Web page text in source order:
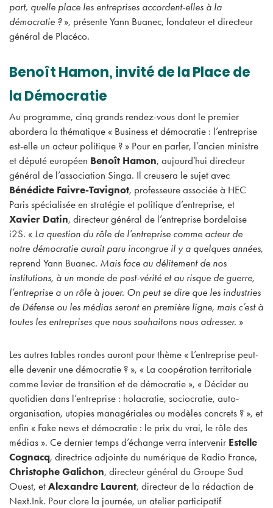
part, quelle place les entreprises accordent-elles à la
démocratie ?», présente Yann Buanec, fondateur et directeur
général de Placéco.
Benoît Hamon, invité de la Place de
la Démocratie
Au programme, cinq grands rendez-vous dont le premier
abordera la thématique « Business et démocratie : l’entreprise
est-elle un acteur politique ? » Pour en parler, l’ancien ministre
et député européen Benoît Hamon, aujourd’hui directeur
général de l’association Singa. Il creusera le sujet avec
Bénédicte Faivre-Tavignot, professeure associée à HEC
Paris spécialisée en stratégie et politique d’entreprise, et
Xavier Datin, directeur général de l’entreprise bordelaise
i2S. « La question du rôle de l’entreprise comme acteur de
notre démocratie aurait paru incongrue il y a quelques années,
reprend Yann Buanec. Mais face au délitement de nos
institutions, à un monde de post-vérité et au risque de guerre,
l’entreprise a un rôle à jouer. On peut se dire que les industries
de Défense ou les médias seront en première ligne, mais c’est à
toutes les entreprises que nous souhaitons nous adresser. »
Les autres tables rondes auront pour thème « L’entreprise peut-
elle devenir une démocratie ? », « La coopération territoriale
comme levier de transition et de démocratie », « Décider au
quotidien dans l’entreprise : holacratie, sociocratie, auto-
organisation, utopies managériales ou modèles concrets ? », et
enfin « Fake news et démocratie : le prix du vrai, le rôle des
médias ». Ce dernier temps d’échange verra intervenir Estelle
Cognacq, directrice adjointe du numérique de Radio France,
Christophe Galichon, directeur général du Groupe Sud
Ouest, et Alexandre Laurent, directeur de la rédaction de
Next.Ink. Pour clore la journée, un atelier participatif